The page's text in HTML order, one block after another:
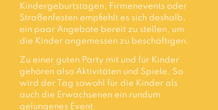
Kindergeburtstagen, Firmenevents oder
Straßenfesten empfiehlt es sich deshalb,
ein paar Angebote bereit zu stellen, um
die Kinder angemessen zu beschäftigen.
Zu einer guten Party mit und für Kinder
gehören also Aktivitäten und Spiele. So
wird der Tag sowohl für die Kinder als
auch die Erwachsenen ein rundum
gelungenes Event.